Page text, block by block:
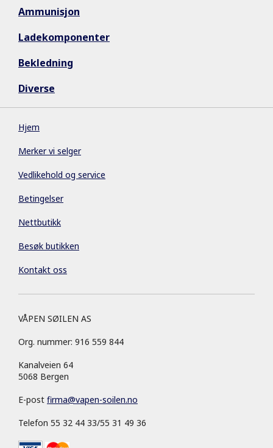
Ammunisjon
Ladekomponenter
Bekledning
Diverse
Hjem
Merker vi selger
Vedlikehold og service
Betingelser
Nettbutikk
Besøk butikken
Kontakt oss
VÅPEN SØILEN AS
Org. nummer: 916 559 844
Kanalveien 64
5068 Bergen
E-post firma@vapen-soilen.no
Telefon 55 32 44 33/55 31 49 36